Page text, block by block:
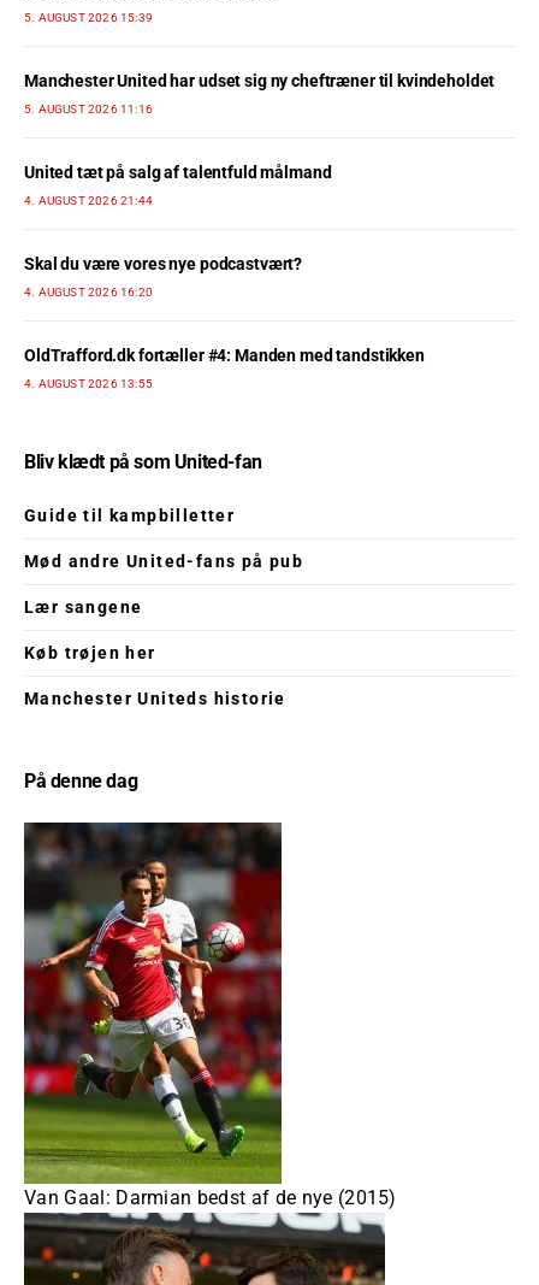
5. AUGUST 2026 15:39
Manchester United har udset sig ny cheftræner til kvindeholdet
5. AUGUST 2026 11:16
United tæt på salg af talentfuld målmand
4. AUGUST 2026 21:44
Skal du være vores nye podcastvært?
4. AUGUST 2026 16:20
OldTrafford.dk fortæller #4: Manden med tandstikken
4. AUGUST 2026 13:55
Bliv klædt på som United-fan
Guide til kampbilletter
Mød andre United-fans på pub
Lær sangene
Køb trøjen her
Manchester Uniteds historie
På denne dag
Van Gaal: Darmian bedst af de nye (2015)